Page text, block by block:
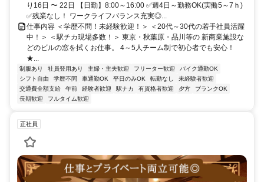
り16日 〜 22日 【日勤】8:00～16:00 ✅週4日～勤務OK(実働5～7ｈ)
✅残業なし！ ワークライフバランス充実◎...
仕事内容 ＜学歴不問！未経験歓迎！＞ ＜20代～30代の若手社員活躍
中！＞ ＜駅チカ現場多数！＞ 東京・秋葉原・品川等の 新商業施設な
どのビルの窓を拭くお仕事。 4～5人チーム制で初心者でも安心！
★...
制服あり 社員登用あり 主婦・主夫歓迎 フリーター歓迎
バイク通勤OK
シフト自由
学歴不問 車通勤OK 平日のみOK 転勤なし
未経験者歓迎
交通費全額支給
午前 経験者歓迎 駅ナカ 有資格者歓迎 夕方
ブランクOK
長期歓迎
フルタイム歓迎
正社員